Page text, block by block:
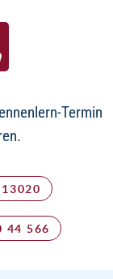
Termin
44 566